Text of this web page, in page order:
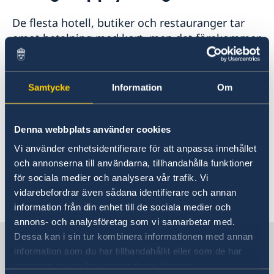
Samtycke Information Om
Denna webbplats använder cookies
Vi använder enhetsidentifierare för att anpassa innehållet
och annonserna till användarna, tillhandahålla funktioner
för sociala medier och analysera vår trafik. Vi
vidarebefordrar även sådana identifierare och annan
information från din enhet till de sociala medier och
annons- och analysföretag som vi samarbetar med.
Dessa kan i sin tur kombinera informationen med annan
information som du har tillhandahållit eller som de har
Pass utomlands
Akut hjälp
Ambassadens reseinformation
Aktuella händelser
Allmänna säkerhetsläget
Naturförhållanden och katastrofer
In- och utresebestämmelser
Lokala lagar och sedvänjor
Kriminalitet och personlig säkerhet
Trafiksäkerhet
Försäkringsskydd
Övriga upplysningar
De flesta hotell, butiker och restauranger tar
emot betalning med kort, men det förekommer
kreditkortsbedrägerier. Var därför försiktig när
du betalar med kreditkort eller tar ut pengar
från bankomater.
Turistinformation Fiji
Tidningen Fiji Times
Tidningen Fiji Sun
Senast uppdaterad 03 aug. 2026, 10.45
Sverige i Fiji